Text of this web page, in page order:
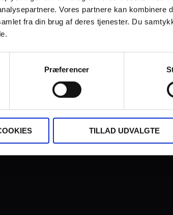
Vores partnere kan kombinere
fra din brug af deres tjenester. Du
Præferencer
TILLAD UDVALGTE